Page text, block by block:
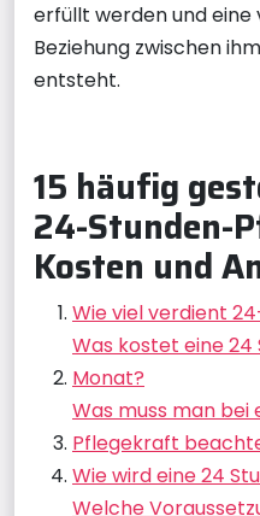
erfüllt werden und
Beziehung zwischen
entsteht.
15 häufig
24-Stunden-
Kosten und
Wie viel verdient
Was kostet eine
Monat?
Was muss man
Pflegekraft
Wie wird eine 24
Welche